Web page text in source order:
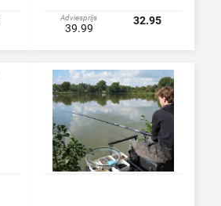
Adviesprijs
39.99
32.95